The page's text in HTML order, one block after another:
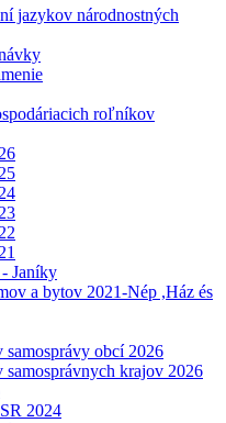
jazykov národnostných
roľníkov
- Janíky
a bytov 2021-Nép ,Ház és
obcí 2026
krajov 2026
2024